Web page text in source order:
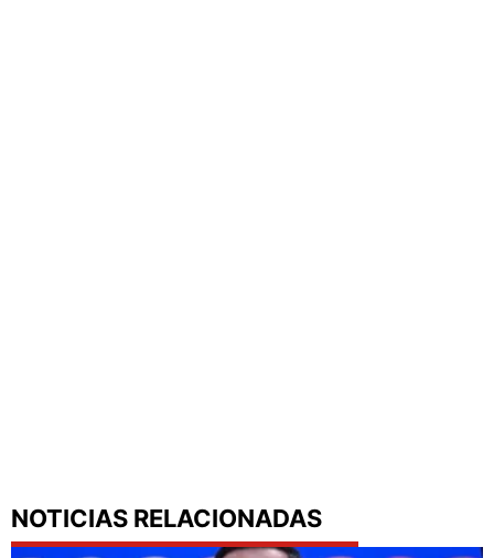
NOTICIAS RELACIONADAS